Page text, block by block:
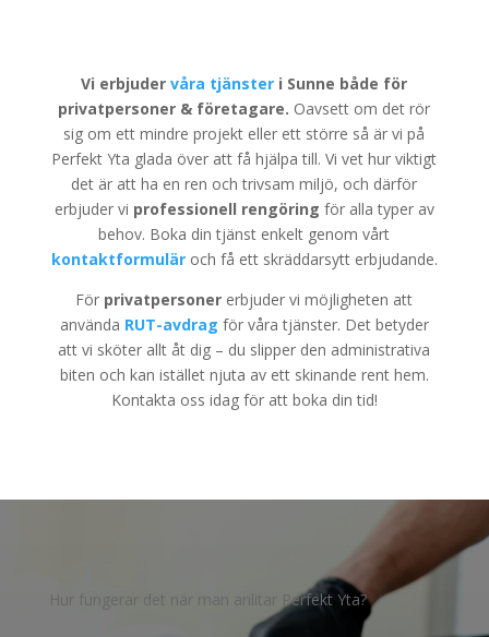
Vi erbjudervåra tjänster i Sunne både för
privatpersoner & företagare. Oavsett om det rör
sig om ett mindre projekt eller ett större så är vi på
Perfekt Yta glada över att få hjälpa till. Vi vet hur viktigt
det är att ha en ren och trivsam miljö, och därför
erbjuder vi professionell rengöring för alla typer av
behov. Boka din tjänst enkelt genom vårt
kontaktformuläroch få ett skräddarsytt erbjudande.
För privatpersoner erbjuder vi möjligheten att
använda RUT-avdrag för våra tjänster. Det betyder
att vi sköter allt åt dig – du slipper den administrativa
biten och kan istället njuta av ett skinande rent hem.
Kontakta oss idag för att boka din tid!
Hur fungerar det när man anlitar Perfekt Yta?